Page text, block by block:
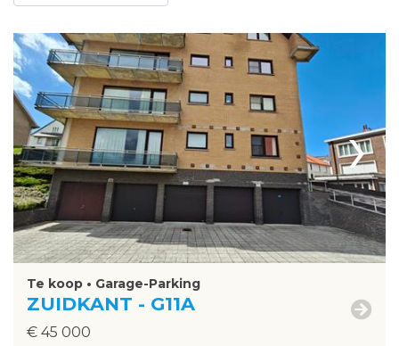
›
Te koop • Garage-Parking
ZUIDKANT - G11A
€ 45 000